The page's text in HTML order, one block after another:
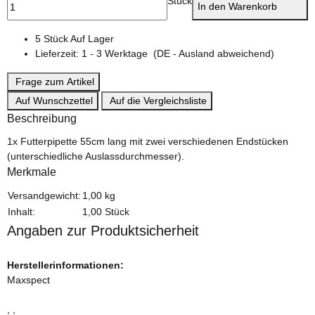
In den Warenkorb
5 Stück Auf Lager
Lieferzeit: 1 - 3 Werktage (DE - Ausland abweichend)
Frage zum Artikel
Auf Wunschzettel
Auf die Vergleichsliste
Beschreibung
1x Futterpipette 55cm lang mit zwei verschiedenen Endstücken
(unterschiedliche Auslassdurchmesser).
Merkmale
Produkteigenschaft
Wert
Versandgewicht: 1,00 kg
Inhalt:
1,00 Stück
Angaben zur Produktsicherheit
Herstellerinformationen:
Maxspect
, ,